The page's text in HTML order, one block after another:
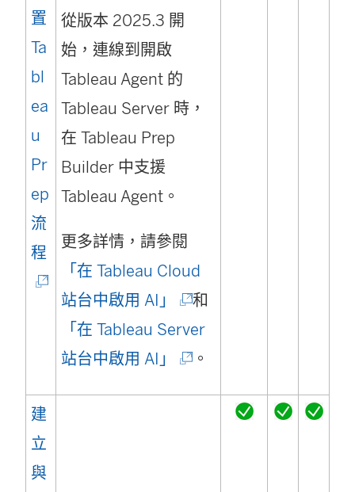
置
Ta
bl
ea
u
Pr
ep
流
程
連
視
從版本 2025.3 開
始，連線到開啟
Tableau Agent 的
Tableau Server 時，
在 Tableau Prep
Builder 中支援
Tableau Agent。
更多詳情，請參閱
「在 Tableau Cloud
站台中啟用 AI」
(
連
結
和
「在 Tableau Server
站台中啟用 AI」
(
。
建
立
與